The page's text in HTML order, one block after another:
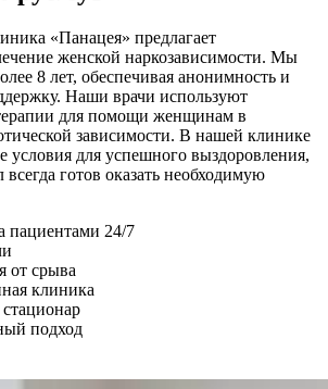
«Панацея» предлагает
женской наркозависимости. Мы
8 лет, обеспечивая анонимность и
Наши врачи используют
для помощи женщинам в
зависимости. В нашей клинике
условия для успешного выздоровления,
готов оказать необходимую
пациентами 24/7
от срыва
клиника
подход